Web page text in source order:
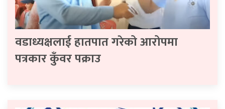
वडाध्यक्षलाई हातपात गरेको आरोपमा
पत्रकार कुँवर पक्राउ